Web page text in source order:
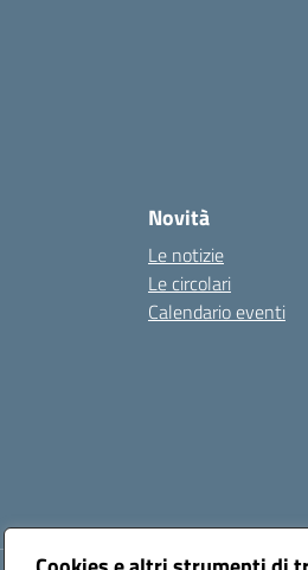
Novità
Le notizie
Le circolari
Calendario eventi